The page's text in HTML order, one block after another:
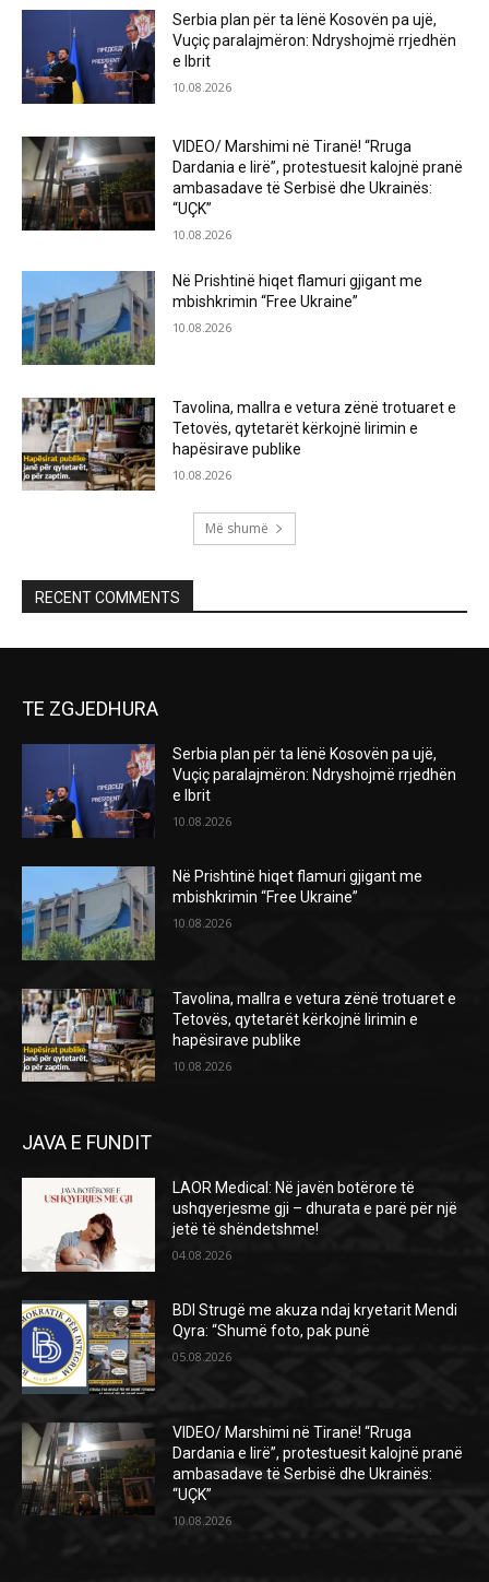
Serbia plan për ta lënë Kosovën pa ujë,
Vuçiç paralajmëron: Ndryshojmë rrjedhën
e Ibrit
10.08.2026
VIDEO/ Marshimi në Tiranë! “Rruga
Dardania e lirë”, protestuesit kalojnë pranë
ambasadave të Serbisë dhe Ukrainës:
“UÇK”
10.08.2026
Në Prishtinë hiqet flamuri gjigant me
mbishkrimin “Free Ukraine”
10.08.2026
Tavolina, mallra e vetura zënë trotuaret e
Tetovës, qytetarët kërkojnë lirimin e
hapësirave publike
10.08.2026
Më shumë
RECENT COMMENTS
TE ZGJEDHURA
Serbia plan për ta lënë Kosovën pa ujë,
Vuçiç paralajmëron: Ndryshojmë rrjedhën
e Ibrit
10.08.2026
Në Prishtinë hiqet flamuri gjigant me
mbishkrimin “Free Ukraine”
10.08.2026
Tavolina, mallra e vetura zënë trotuaret e
Tetovës, qytetarët kërkojnë lirimin e
hapësirave publike
10.08.2026
JAVA E FUNDIT
LAOR Medical: Në javën botërore të
ushqyerjesme gji – dhurata e parë për një
jetë të shëndetshme!
04.08.2026
BDI Strugë me akuza ndaj kryetarit Mendi
Qyra: “Shumë foto, pak punë
05.08.2026
VIDEO/ Marshimi në Tiranë! “Rruga
Dardania e lirë”, protestuesit kalojnë pranë
ambasadave të Serbisë dhe Ukrainës:
“UÇK”
10.08.2026